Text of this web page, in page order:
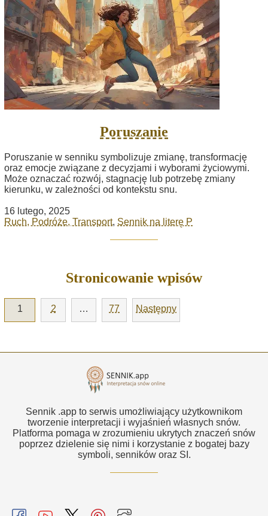
Poruszanie
Poruszanie w senniku symbolizuje zmianę, transformację
oraz emocje związane z decyzjami i wyborami życiowymi.
Może oznaczać rozwój, stagnację lub potrzebę zmiany
kierunku, w zależności od kontekstu snu.
16 lutego, 2025
Ruch, Podróże, Transport, Sennik na literę P
Stronicowanie wpisów
1 2 … 77 Następny
Sennik .app to serwis umożliwiający użytkownikom
tworzenie interpretacji i wyjaśnień własnych snów.
Platforma pomaga w zrozumieniu ukrytych znaczeń snów
poprzez dzielenie się nimi i korzystanie z bogatej bazy
symboli, senników oraz SI.